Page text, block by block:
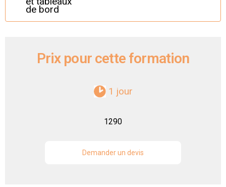
de bord
Prix pour cette formation
1 jour
1290
Demander un devis